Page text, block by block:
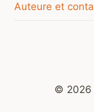
Auteure et
© 2026